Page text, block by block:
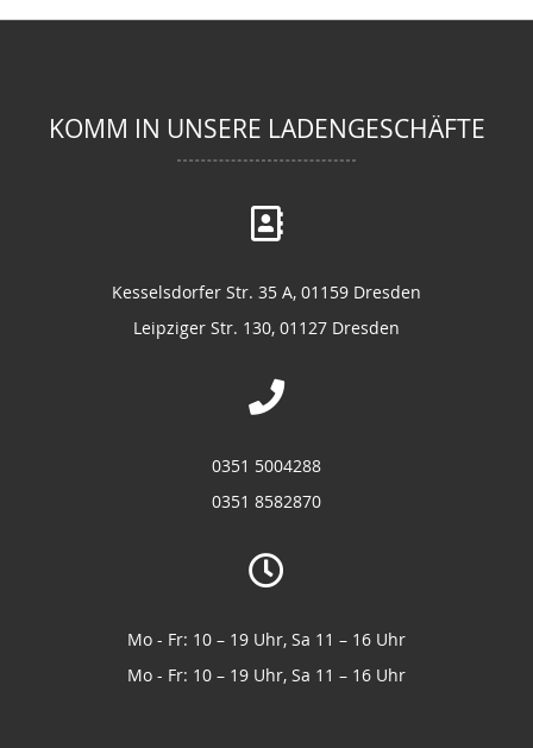
KOMM IN UNSERE LADENGESCHÄFTE
Kesselsdorfer Str. 35 A, 01159 Dresden
Leipziger Str. 130, 01127 Dresden
0351 5004288
0351 8582870
Mo - Fr: 10 – 19 Uhr, Sa 11 – 16 Uhr
Mo - Fr: 10 – 19 Uhr, Sa 11 – 16 Uhr